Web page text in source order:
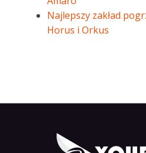
Najlepszy zakład
Horus i Orkus